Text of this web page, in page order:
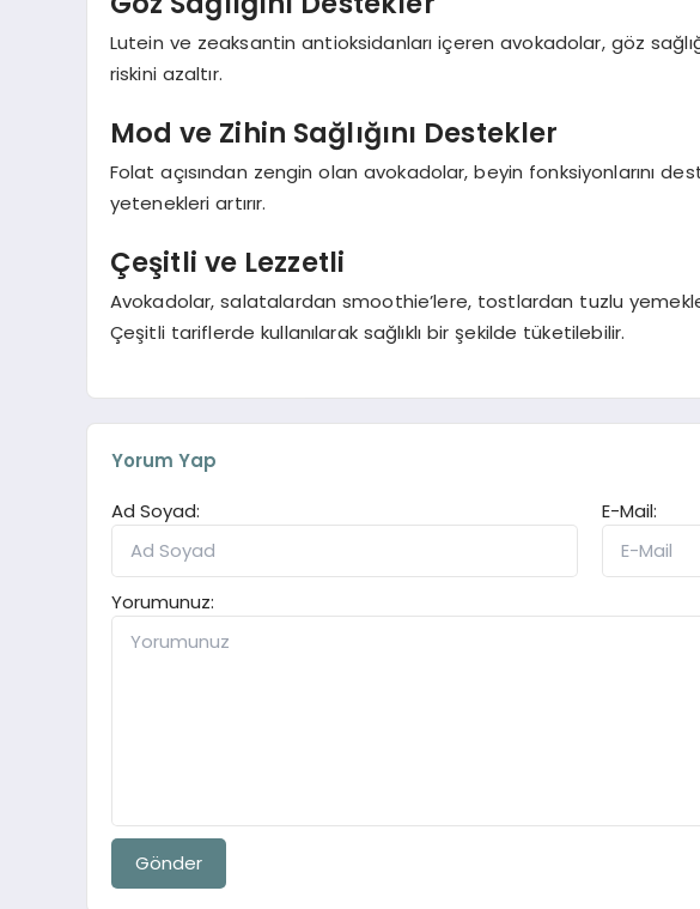
Lutein ve zeaksantin antioksidanları içeren avokadolar, göz
riskini azaltır.
Mod ve Zihin Sağlığını Destekler
Folat açısından zengin olan avokadolar, beyin fonksiyonlarını
yetenekleri artırır.
Çeşitli ve Lezzetli
Avokadolar, salatalardan smoothie’lere, tostlardan tuzlu
Çeşitli tariflerde kullanılarak sağlıklı bir şekilde tüketilebilir.
Yorum Yap
Ad Soyad:
E-Mail:
Yorumunuz:
Gönder